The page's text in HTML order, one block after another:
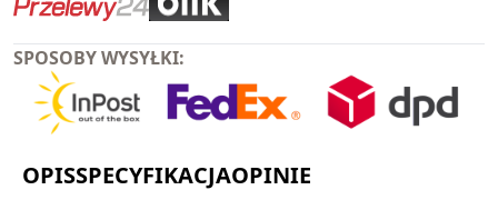
SPOSOBY WYSYŁKI:
OPISSPECYFIKACJAOPINIE